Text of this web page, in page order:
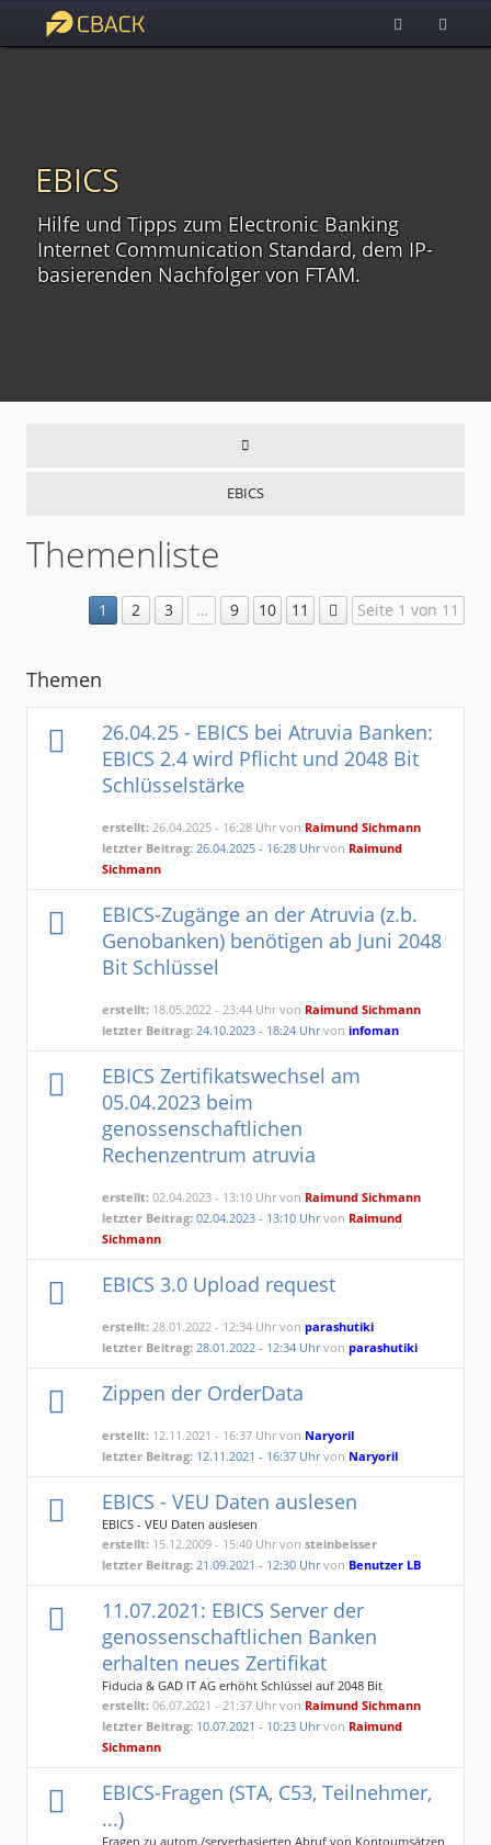
EBICS
Hilfe und Tipps zum Electronic Banking
Internet Communication Standard, dem IP-
basierenden Nachfolger von FTAM.
EBICS
Themenliste
1 2 3 … 9 10 11 Seite 1 von 11
Themen
26.04.25 - EBICS bei Atruvia Banken:
EBICS 2.4 wird Pflicht und 2048 Bit
Schlüsselstärke
erstellt: 26.04.2025 - 16:28 Uhr von Raimund Sichmann
letzter Beitrag: 26.04.2025 - 16:28 Uhrvon Raimund
Sichmann
EBICS-Zugänge an der Atruvia (z.b.
Genobanken) benötigen ab Juni 2048
Bit Schlüssel
erstellt: 18.05.2022 - 23:44 Uhr von Raimund Sichmann
letzter Beitrag: 24.10.2023 - 18:24 Uhrvoninfoman
EBICS Zertifikatswechsel am
05.04.2023 beim
genossenschaftlichen
Rechenzentrum atruvia
erstellt: 02.04.2023 - 13:10 Uhr von Raimund Sichmann
letzter Beitrag: 02.04.2023 - 13:10 Uhrvon Raimund
Sichmann
EBICS 3.0 Upload request
erstellt: 28.01.2022 - 12:34 Uhr vonparashutiki
letzter Beitrag: 28.01.2022 - 12:34 Uhrvonparashutiki
Zippen der OrderData
erstellt: 12.11.2021 - 16:37 Uhr von Naryoril
letzter Beitrag: 12.11.2021 - 16:37 Uhrvon Naryoril
EBICS - VEU Daten auslesen
EBICS - VEU Daten auslesen
erstellt: 15.12.2009 - 15:40 Uhr vonsteinbeisser
letzter Beitrag: 21.09.2021 - 12:30 Uhrvon Benutzer LB
11.07.2021: EBICS Server der
genossenschaftlichen Banken
erhalten neues Zertifikat
Fiducia & GAD IT AG erhöht Schlüssel auf 2048 Bit
erstellt: 06.07.2021 - 21:37 Uhr von Raimund Sichmann
letzter Beitrag: 10.07.2021 - 10:23 Uhrvon Raimund
Sichmann
EBICS-Fragen (STA, C53, Teilnehmer,
...)
Fragen zu autom./serverbasierten Abruf von Kontoumsätzen